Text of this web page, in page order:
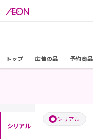
トップ 広告の品 予約商品
シリアル
シリアル